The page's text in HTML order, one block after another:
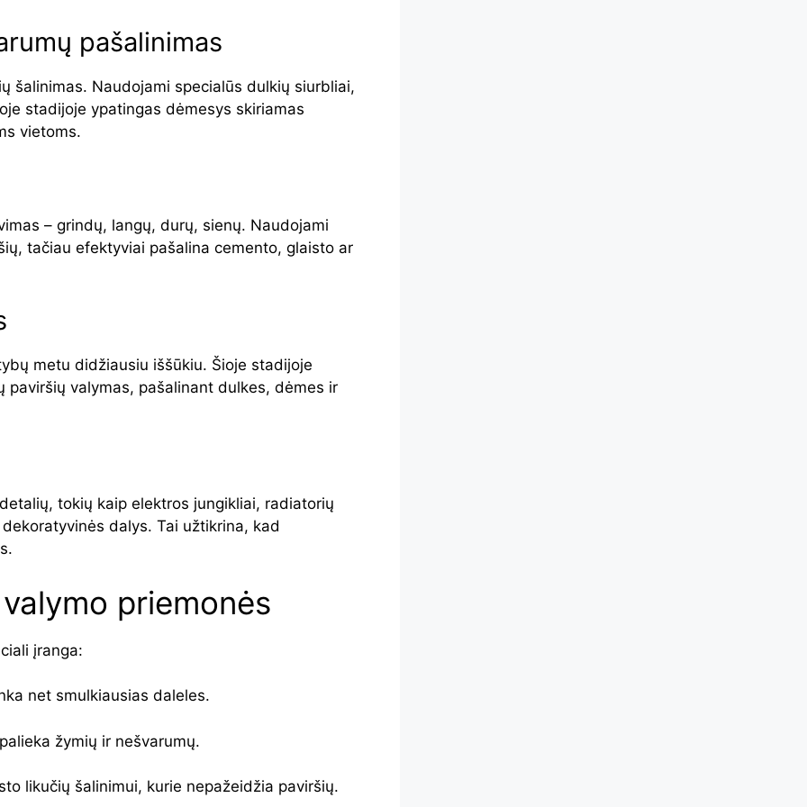
pašalinimas
šalinimas. Naudojami specialūs dulkių siurbliai,
stadijoje ypatingas dėmesys skiriamas
vietoms.
– grindų, langų, durų, sienų. Naudojami
tačiau efektyviai pašalina cemento, glaisto ar
metu didžiausiu iššūkiu. Šioje stadijoje
valymas, pašalinant dulkes, dėmes ir
tokių kaip elektros jungikliai, radiatorių
dalys. Tai užtikrina, kad
priemonės
įranga:
net smulkiausias daleles.
žymių ir nešvarumų.
likučių šalinimui, kurie nepažeidžia paviršių.